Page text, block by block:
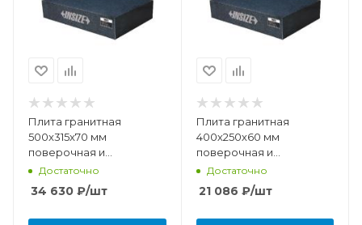
Плита гранитная
500x315x70 мм
поверочная и
разметочная DIN876
(класс точности 0)
Достаточно
34 630 ₽/шт
Плита гранитная
400х250х60 мм
поверочная и
разметочная DIN876
(класс точности 00)
Достаточно
21 086 ₽/шт